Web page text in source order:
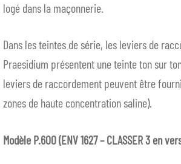
logé dans la maçonnerie.
Dans les teintes de série, les leviers de
Praesidium présentent une teinte ton sur
leviers de raccordement peuvent être
zones de haute concentration saline).
Modèle P.600 (ENV 1627 – CLASSER 3 en